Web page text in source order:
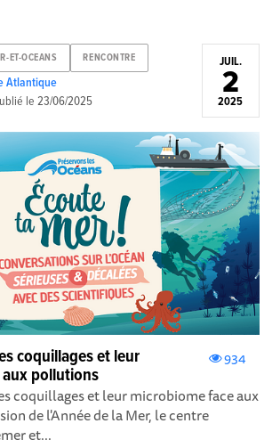
ET-OCEANS RENCONTRE
Atlantique
le23/06/2025
JUIL.
2
2025
934
coquillages et leur
pollutions
coquillages et leur microbiome face aux
de l'Année de la Mer, le centre
et...